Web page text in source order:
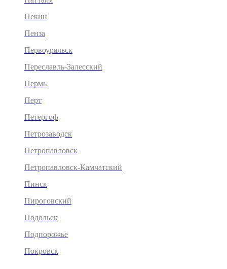
Пекин
Пенза
Первоуральск
Переславль-Залесский
Пермь
Перт
Петергоф
Петрозаводск
Петропавловск
Петропавловск-Камчатский
Пинск
Пироговский
Подольск
Подпорожье
Покровск